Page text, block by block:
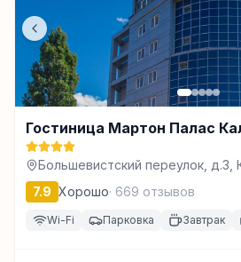
Гостиница Мартон Палас
Большевистский переулок, д.3,
7.9 Хорошо· 669 отзывов
Wi-Fi Парковка Завтрак